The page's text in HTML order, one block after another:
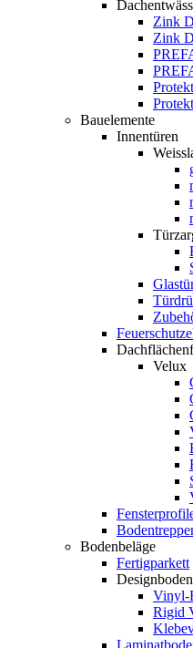
Zink
Zink
Bauelemente
Innentüren
Velux
Bodenbeläge
Fertigparkett
Designboden
Vinyl-
Rigid